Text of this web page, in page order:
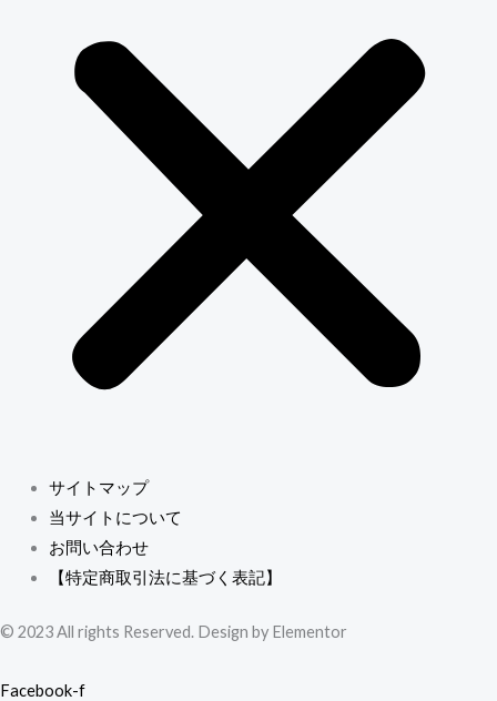
サイトマップ
当サイトについて
お問い合わせ
【特定商取引法に基づく表記】
© 2023 All rights Reserved. Design by Elementor
Facebook-f